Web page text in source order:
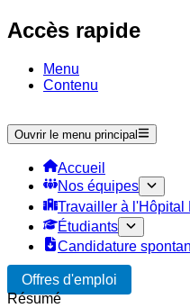
Accès rapide
Menu
Contenu
Ouvrir le menu principal
Accueil
Nos équipes
Travailler à l'Hôpital
Étudiants
Candidature
Offres d'emploi
Résumé